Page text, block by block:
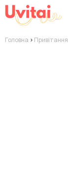
Головна > Привітання